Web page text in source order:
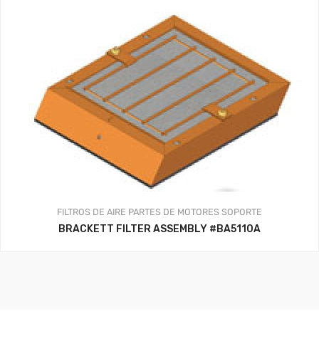
FILTROS DE AIRE PARTES DE MOTORES SOPORTE
BRACKETT FILTER ASSEMBLY #BA5110A